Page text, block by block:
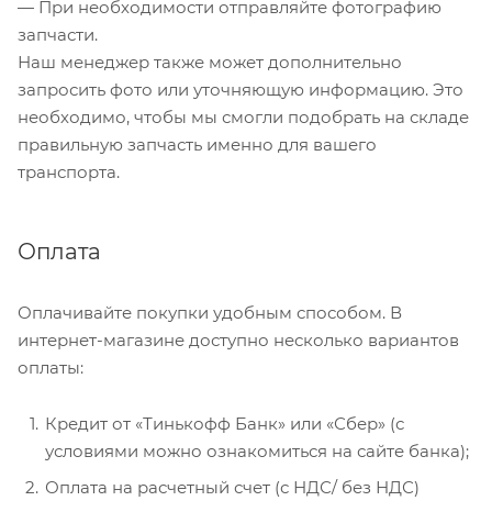
— При необходимости отправляйте фотографию
запчасти.
Наш менеджер также может дополнительно
запросить фото или уточняющую информацию. Это
необходимо, чтобы мы смогли подобрать на складе
правильную запчасть именно для вашего
транспорта.
Оплата
Оплачивайте покупки удобным способом. В
интернет-магазине доступно несколько вариантов
оплаты:
Кредит от «Тинькофф Банк» или «Сбер» (с
условиями можно ознакомиться на сайте банка);
Оплата на расчетный счет (с НДС/ без НДС)